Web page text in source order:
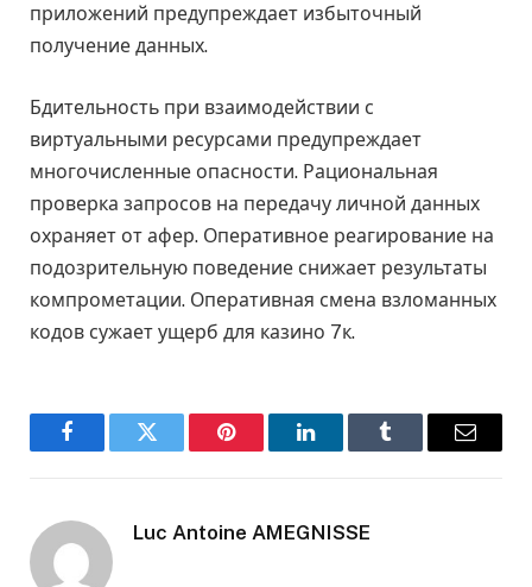
приложений предупреждает избыточный
получение данных.
Бдительность при взаимодействии с
виртуальными ресурсами предупреждает
многочисленные опасности. Рациональная
проверка запросов на передачу личной данных
охраняет от афер. Оперативное реагирование на
подозрительную поведение снижает результаты
компрометации. Оперативная смена взломанных
кодов сужает ущерб для казино 7к.
FacebookTwitter Pinterest LinkedInTumblr Email
Luc Antoine AMEGNISSE